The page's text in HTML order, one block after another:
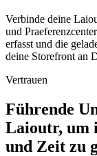
Verbinde deine
und
erfasst und die
deine Storefront an
Vertrauen
Führende
Laioutr, um
und Zeit zu